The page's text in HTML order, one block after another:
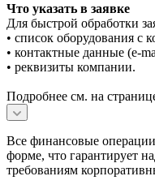
Что указать в заявке
Для быстрой обработки
• список оборудования с
• контактные данные (e-
• реквизиты компании.
Подробнее см. на
Все финансовые
форме, что гарантирует
требованиям